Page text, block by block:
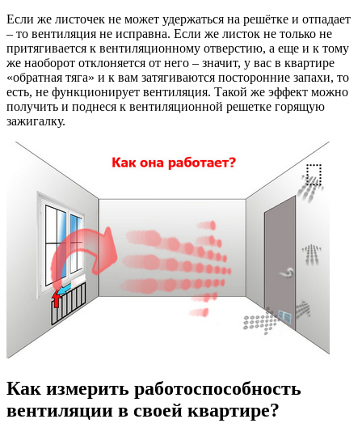
Если же листочек не может удержаться на решётке и отпадает
– то вентиляция не исправна. Если же листок не только не
притягивается к вентиляционному отверстию, а еще и к тому
же наоборот отклоняется от него – значит, у вас в квартире
«обратная тяга» и к вам затягиваются посторонние запахи, то
есть, не функционирует вентиляция. Такой же эффект можно
получить и поднеся к вентиляционной решетке горящую
зажигалку.
Как измерить работоспособность
вентиляции в своей квартире?